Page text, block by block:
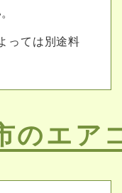
っては別途料
のエア